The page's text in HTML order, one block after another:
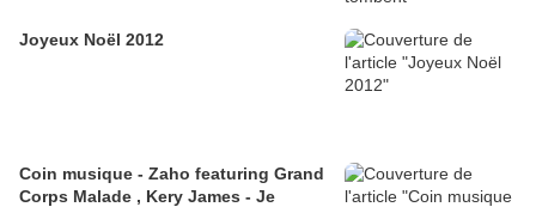
Joyeux Noël 2012
Coin musique - Zaho featuring Grand
Corps Malade , Kery James - Je